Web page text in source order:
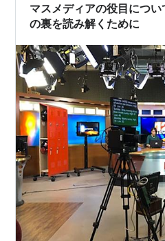
マスメディアの役目につ
の裏を読み解くために